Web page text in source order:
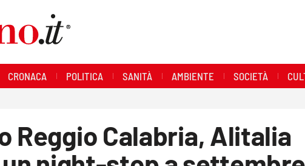
CRONACA POLITICA SANITÀ AMBIENTE SOCIETÀ
Reggio Calabria, Alitalia